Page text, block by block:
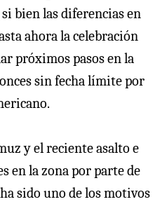
bien las diferencias en
ahora la celebración
próximos pasos en la
sin fecha límite por
y el reciente asalto e
en la zona por parte de
sido uno de los motivos